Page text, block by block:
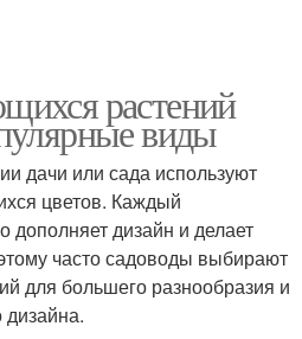
растений
виды
дачи или сада используют
цветов. Каждый
дополняет дизайн и делает
часто садоводы выбирают
для большего разнообразия и